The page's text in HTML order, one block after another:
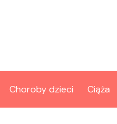
Choroby dzieci Ciąża